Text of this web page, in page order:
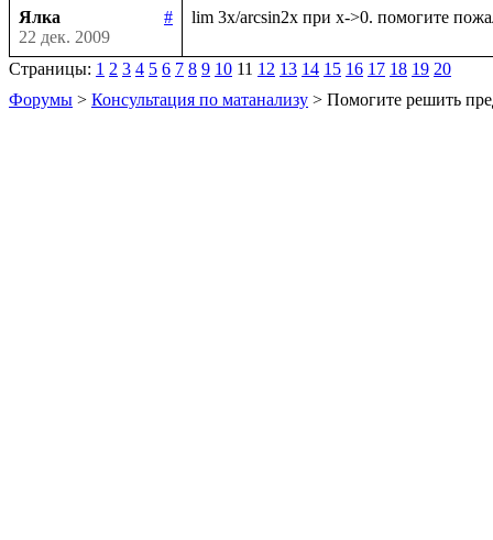
Ялка
#
22 дек. 2009
Страницы: 1 2 3 4 5 6 7 8 9 10 11 12 13 14 15 16 17 18 19 20
Форумы > Консультация по матанализу > Помогите решить